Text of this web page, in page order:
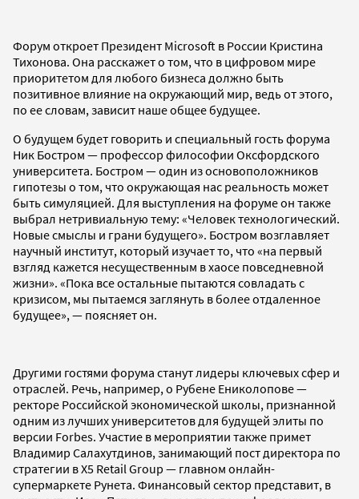
Форум откроет Президент Microsoft в России Кристина
Тихонова. Она расскажет о том, что в цифровом мире
приоритетом для любого бизнеса должно быть
позитивное влияние на окружающий мир, ведь от этого,
по ее словам, зависит наше общее будущее.
О будущем будет говорить и специальный гость форума
Ник Бостром — профессор философии Оксфордского
университета. Бостром — один из основоположников
гипотезы о том, что окружающая нас реальность может
быть симуляцией. Для выступления на форуме он также
выбрал нетривиальную тему: «Человек технологический.
Новые смыслы и грани будущего». Бостром возглавляет
научный институт, который изучает то, что «на первый
взгляд кажется несущественным в хаосе повседневной
жизни». «Пока все остальные пытаются совладать с
кризисом, мы пытаемся заглянуть в более отдаленное
будущее», — поясняет он.
Другими гостями форума станут лидеры ключевых сфер и
отраслей. Речь, например, о Рубене Ениколопове —
ректоре Российской экономической школы, признанной
одним из лучших университетов для будущей элиты по
версии Forbes. Участие в мероприятии также примет
Владимир Салахутдинов, занимающий пост директора по
стратегии в X5 Retail Group — главном онлайн-
супермаркете Рунета. Финансовый сектор представит, в